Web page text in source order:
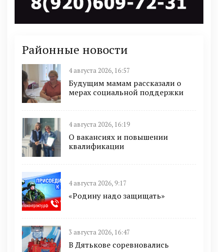
Районные новости
4 августа 2026, 16:57
Будущим мамам рассказали о
мерах социальной поддержки
4 августа 2026, 16:19
О вакансиях и повышении
квалификации
4 августа 2026, 9:17
«Родину надо защищать»
3 августа 2026, 16:47
В Дятькове соревновались